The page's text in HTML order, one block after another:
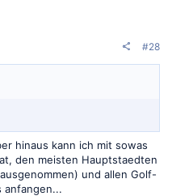
#28
hinaus kann ich mit sowas
den meisten Hauptstaedten
und allen Golf-
anfangen...